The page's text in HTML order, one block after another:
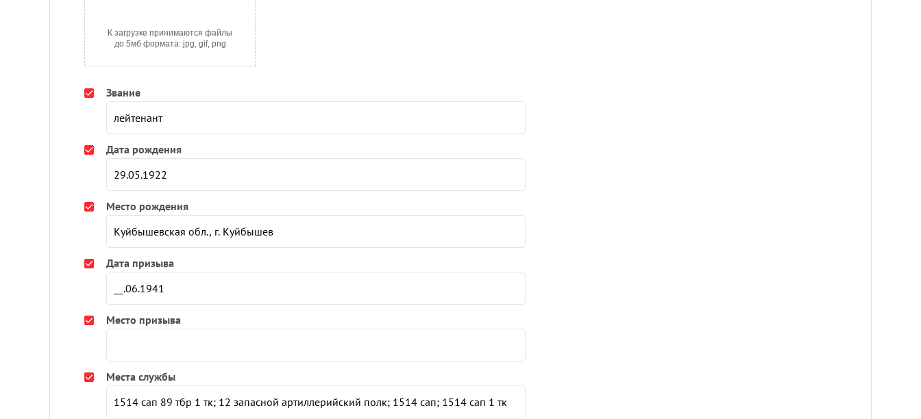
К загрузке принимаются файлы
до 5мб формата: jpg, gif, png
Звание
Дата рождения
Место рождения
Дата призыва
Место призыва
Места службы